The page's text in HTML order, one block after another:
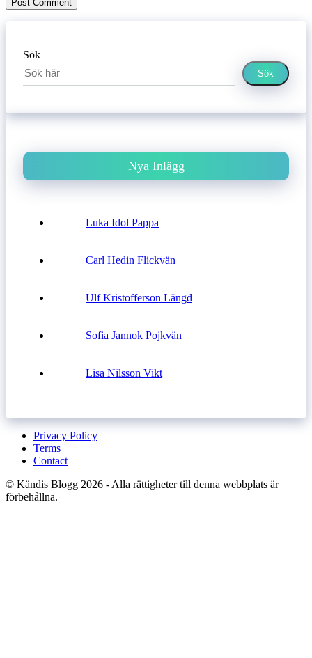
Sök
Sök
Nya Inlägg
Luka Idol Pappa
Carl Hedin Flickvän
Ulf Kristofferson Längd
Sofia Jannok Pojkvän
Lisa Nilsson Vikt
Privacy Policy
Terms
Contact
© Kändis Blogg 2026 - Alla rättigheter till denna webbplats är
förbehållna.